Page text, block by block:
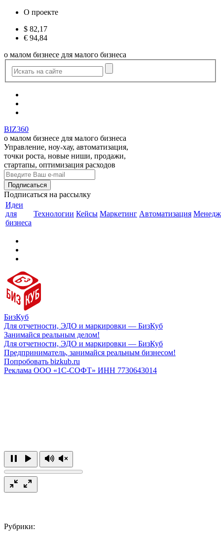
О проекте
$ 82,17
€ 94,84
о малом бизнесе для малого бизнеса
BIZ360
о малом бизнесе для малого бизнеса
Управление, ноу-хау, автоматизация,
точки роста, новые ниши, продажи,
стартапы, оптимизация расходов
Подписаться на рассылку
Идеи
для
бизнеса
Технологии Кейсы Маркетинг Автоматизация
БизКуб
Для отчетности, ЭДО и маркировки — БизКуб
Занимайся реальным делом!
Для отчетности, ЭДО и маркировки — БизКуб
Предприниматель, занимайся реальным бизнесом!
Попробовать bizkub.ru
Реклама ООО «1С-СОФТ» ИНН 7730643014
Рубрики: